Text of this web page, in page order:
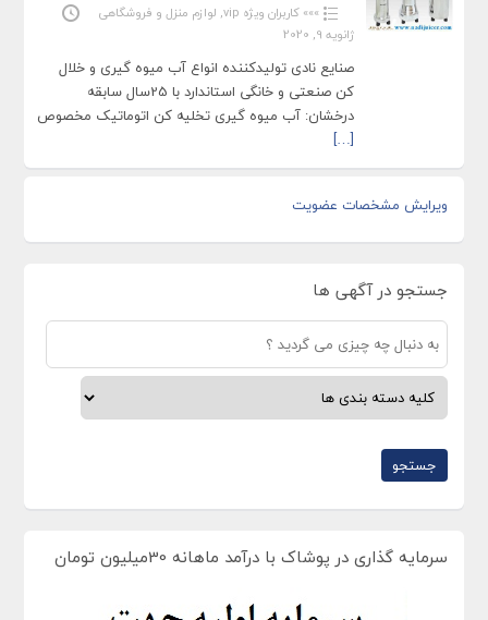
»»» کاربران ویژه vip , لوازم منزل و فروشگاهی
ژانویه 9, 2020
صنایع نادی تولیدکننده انواع آب میوه گیری و خلال
کن صنعتی و خانگی استاندارد با 25سال سابقه
درخشان: آب میوه گیری تخلیه کن اتوماتیک مخصوص
[…]
ویرایش مشخصات عضویت
جستجو در آگهی ها
سرمایه گذاری در پوشاک با درآمد ماهانه 30میلیون تومان